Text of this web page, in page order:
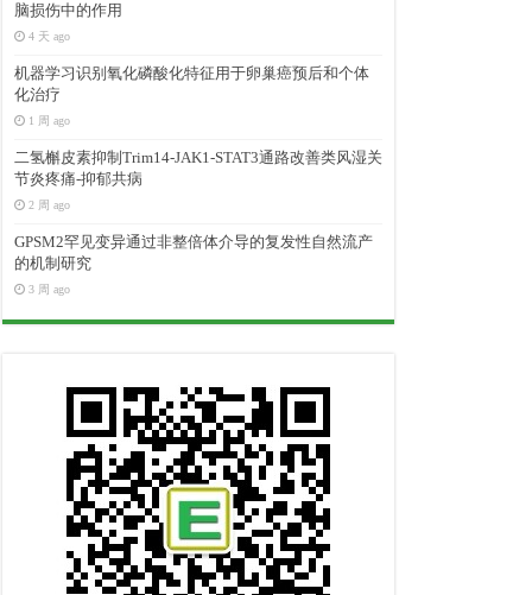
脑损伤中的作用
4 天 ago
机器学习识别氧化磷酸化特征用于卵巢癌预后和个体
化治疗
1 周 ago
二氢槲皮素抑制Trim14-JAK1-STAT3通路改善类风湿关
节炎疼痛-抑郁共病
2 周 ago
GPSM2罕见变异通过非整倍体介导的复发性自然流产
的机制研究
3 周 ago